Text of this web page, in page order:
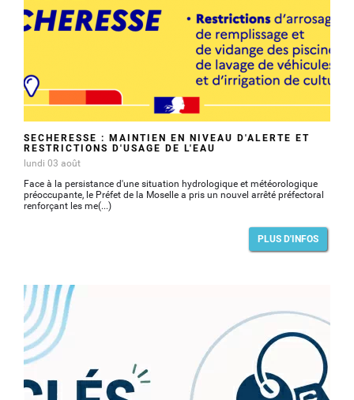
SÉCHERESSE : MAINTIEN EN NIVEAU D'ALERTE ET
RESTRICTIONS D'USAGE DE L'EAU
lundi 03 août
Face à la persistance d'une situation hydrologique et météorologique
préoccupante, le Préfet de la Moselle a pris un nouvel arrêté préfectoral
renforçant les me(...)
PLUS D'INFOS